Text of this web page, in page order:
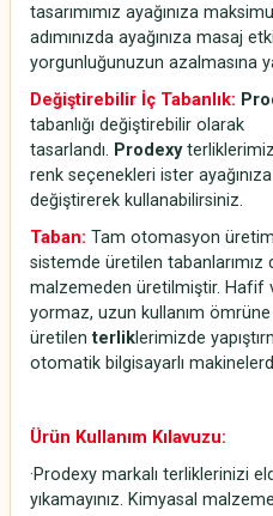
tasarımımız ayağınıza
adımınızda ayağınıza masaj
yorgunluğunuzun azalmasına
Değiştirebilir İç Tabanlık:
tabanlığı değiştirebilir olarak
tasarlandı. Prodexy
renk seçenekleri ister
değiştirerek kullanabilirsiniz.
Taban: Tam otomasyon
sistemde üretilen
malzemeden üretilmiştir. Hafif ve
yormaz, uzun kullanım
üretilenterliklerimizde
otomatik bilgisayarlı
Ürün Kullanım Kılavuzu:
·Prodexy markalı terliklerinizi
yıkamayınız. Kimyasal